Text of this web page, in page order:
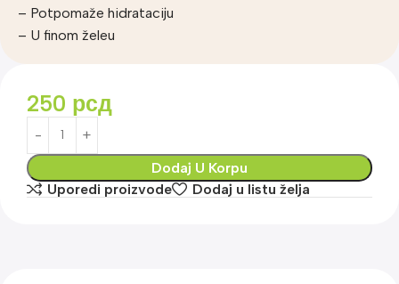
– Potpomaže hidrataciju
– U finom želeu
250 рсд
Dodaj U Korpu
Uporedi proizvode
Dodaj u listu želja